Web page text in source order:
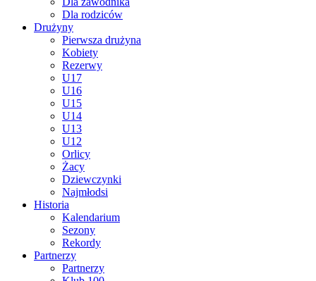
Dla rodziców
Drużyny
Pierwsza drużyna
Kobiety
Rezerwy
U17
U16
U15
U14
U13
U12
Orlicy
Żacy
Dziewczynki
Najmłodsi
Historia
Kalendarium
Sezony
Rekordy
Partnerzy
Partnerzy